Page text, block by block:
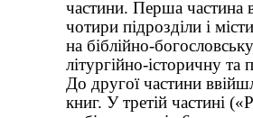
частини. Перша частина
чотири підрозділи і
на біблійно-
літургійно-історичну та
До другої частини
книг. У третій частині